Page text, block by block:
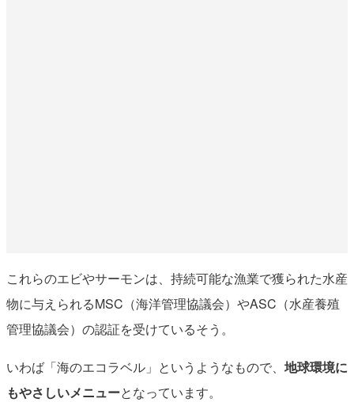
これらのエビやサーモンは、持続可能な漁業で獲られた水産
物に与えられるMSC（海洋管理協議会）やASC（水産養殖
管理協議会）の認証を受けているそう。
いわば「海のエコラベル」というようなもので、 地球環境に
もやさしいメニューとなっています。